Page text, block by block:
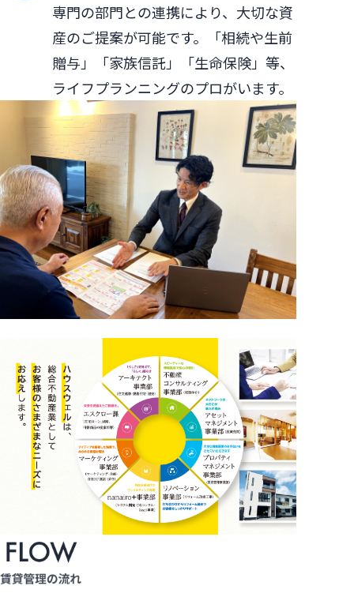
専門の部門との連携により、大切な資
産のご提案が可能です。「相続や生前
贈与」「家族信託」「生命保険」等、
ライフプランニングのプロがいます。